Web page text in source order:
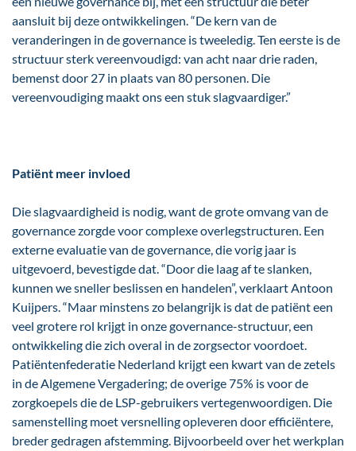
aansluit bij deze ontwikkelingen. “De kern van de
veranderingen in de governance is tweeledig. Ten eerste is de
structuur sterk vereenvoudigd: van acht naar drie raden,
bemenst door 27 in plaats van 80 personen. Die
vereenvoudiging maakt ons een stuk slagvaardiger.”
Patiënt meer invloed
Die slagvaardigheid is nodig, want de grote omvang van de
governance zorgde voor complexe overlegstructuren. Een
externe evaluatie van de governance, die vorig jaar is
uitgevoerd, bevestigde dat. “Door die laag af te slanken,
kunnen we sneller beslissen en handelen”, verklaart Antoon
Kuijpers. “Maar minstens zo belangrijk is dat de patiënt een
veel grotere rol krijgt in onze governance-structuur, een
ontwikkeling die zich overal in de zorgsector voordoet.
Patiëntenfederatie Nederland krijgt een kwart van de zetels
in de Algemene Vergadering; de overige 75% is voor de
zorgkoepels die de LSP-gebruikers vertegenwoordigen. Die
samenstelling moet versnelling opleveren door efficiëntere,
breder gedragen afstemming. Bijvoorbeeld over het werkplan